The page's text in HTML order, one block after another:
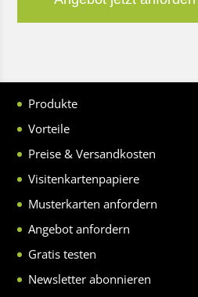
Produkte
Vorteile
Preise & Versandkosten
Visitenkartenpapiere
Musterkarten anfordern
Angebot anfordern
Gratis testen
Newsletter abonnieren